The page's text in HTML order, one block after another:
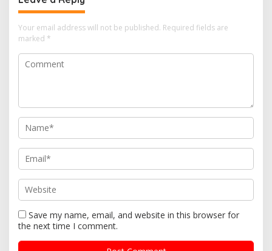
Your email address will not be published. Required fields are
marked *
Save my name, email, and website in this browser for
the next time I comment.